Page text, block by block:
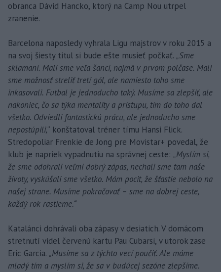
obranca Dávid Hancko, ktorý na Camp Nou utrpel
zranenie.
Barcelona naposledy vyhrala Ligu majstrov v roku 2015 a
na svoj šiesty titul si bude ešte musieť počkať. „Sme
sklamaní. Mali sme veľa šancí, najmä v prvom polčase. Mali
sme možnosť streliť tretí gól, ale namiesto toho sme
inkasovali. Futbal je jednoducho taký. Musíme sa zlepšiť, ale
nakoniec, čo sa týka mentality a prístupu, tím do toho dal
všetko. Odviedli fantastickú prácu, ale jednoducho sme
nepostúpili,“ konštatoval tréner tímu Hansi Flick.
Stredopoliar Frenkie de Jong pre Movistar+ povedal, že
klub je napriek vypadnutiu na správnej ceste: „Myslím si,
že sme odohrali veľmi dobrý zápas, nechali sme tam naše
životy, vyskúšali sme všetko. Mám pocit, že šťastie nebolo na
našej strane. Musíme pokračovať – sme na dobrej ceste,
každý rok rastieme.“
Katalánci dohrávali oba zápasy v desiatich. V domácom
stretnutí videl červenú kartu Pau Cubarsi, v utorok zase
Eric Garcia. „Musíme sa z týchto vecí poučiť. Ale máme
mladý tím a myslím si, že sa v budúcej sezóne zlepšíme.